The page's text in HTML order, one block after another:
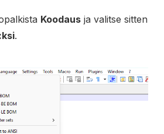
Koodaus ja valitse sitten
.